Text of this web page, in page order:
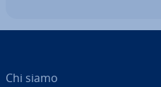
Chi siamo